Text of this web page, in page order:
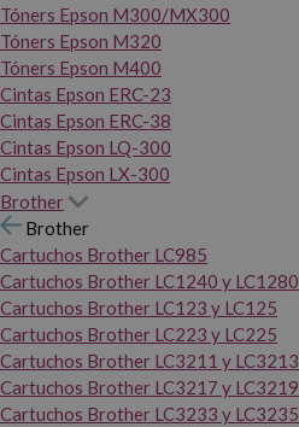
Tóners Epson M300/MX300
Tóners Epson M320
Tóners Epson M400
Cintas Epson ERC-23
Cintas Epson ERC-38
Cintas Epson LQ-300
Cintas Epson LX-300
Brother
Brother
Cartuchos Brother LC985
Cartuchos Brother LC1240 y LC1280
Cartuchos Brother LC123 y LC125
Cartuchos Brother LC223 y LC225
Cartuchos Brother LC3211 y LC3213
Cartuchos Brother LC3217 y LC3219
Cartuchos Brother LC3233 y LC3235